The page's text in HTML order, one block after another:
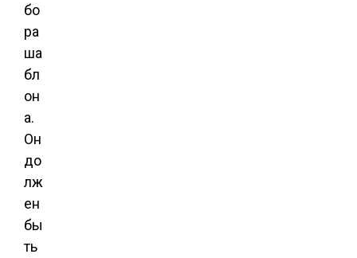
бо
ра
ша
бл
он
а.
Он
до
лж
ен
бы
ть